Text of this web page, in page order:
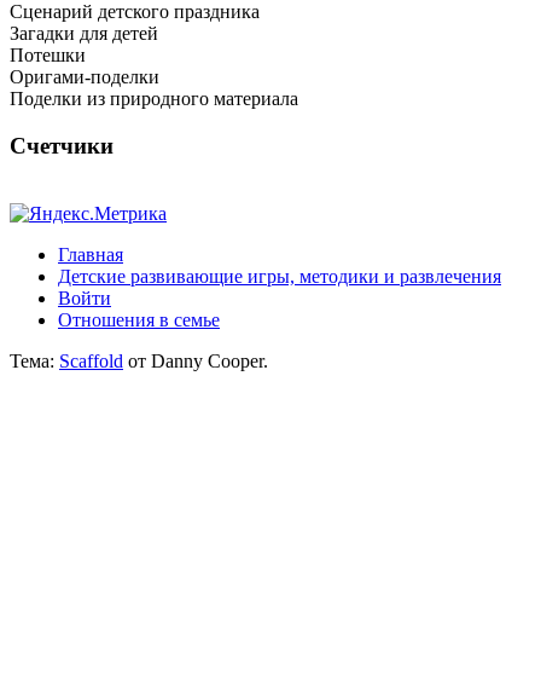
Сценарий детского праздника
Загадки для детей
Потешки
Оригами-поделки
Поделки из природного материала
Счетчики
Главная
Детские развивающие игры, методики и развлечения
Войти
Отношения в семье
Тема: Scaffold от Danny Cooper.